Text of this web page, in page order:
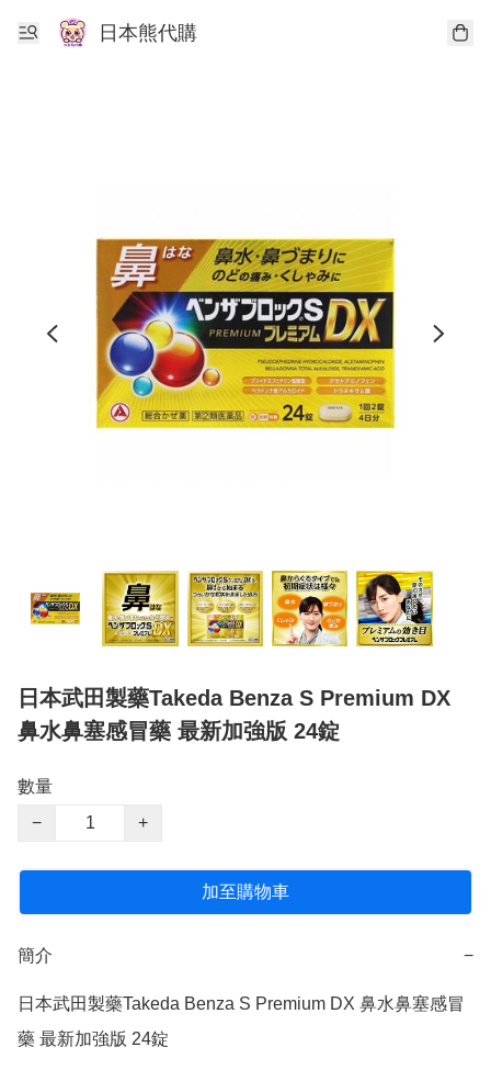
日本熊代購
日本武田製藥Takeda Benza S Premium DX
鼻水鼻塞感冒藥 最新加強版 24錠
數量
−
+
加至購物車
簡介 −
日本武田製藥Takeda Benza S Premium DX 鼻水鼻塞感冒
藥 最新加強版 24錠